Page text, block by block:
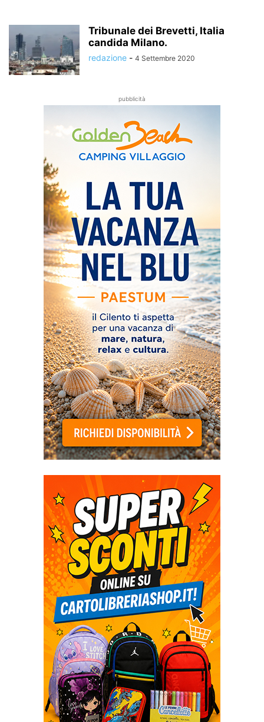
Tribunale dei Brevetti, Italia
candida Milano.
redazione - 4 Settembre 2020
pubblicità